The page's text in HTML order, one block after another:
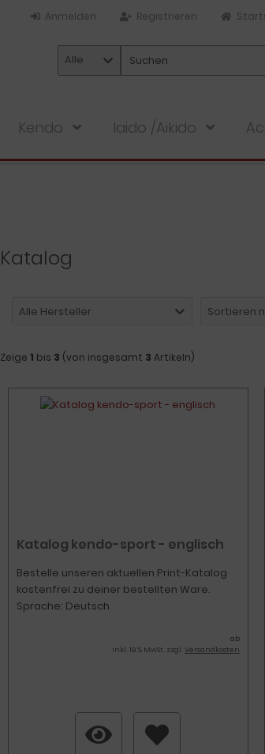
Anmelden Registrieren
Alle
Kendo Iaido /Aikido
Katalog
Alle Hersteller Sortieren
Zeige 1 bis 3 (von insgesamt 3 Artikeln)
Katalog kendo-sport - englisch
Bestelle unseren aktuellen Print-Katalog
kostenfrei zu deiner bestellten Ware.
Sprache: Deutsch
ab
inkl. 19 % MwSt. zzgl. Versandkosten